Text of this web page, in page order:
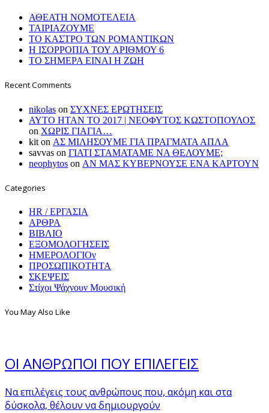
ΑΘΕΑΤΗ ΝΟΜΟΤΕΛΕΙΑ
ΤΑΙΡΙΑΖΟΥΜΕ
ΤΟ ΚΑΣΤΡΟ ΤΩΝ ΡΟΜΑΝΤΙΚΩΝ
Η ΙΣΟΡΡΟΠΙΑ ΤΟΥ ΑΡΙΘΜΟΥ 6
ΤΟ ΣΗΜΕΡΑ ΕΙΝΑΙ Η ΖΩΗ
Recent Comments
nikolas on ΣΥΧΝΕΣ ΕΡΩΤΗΣΕΙΣ
ΑΥΤΟ ΗΤΑΝ ΤΟ 2017 | ΝΕΟΦΥΤΟΣ ΚΩΣΤΟΠΟΥΛΟΣ
on ΧΩΡΙΣ ΓΙΑΓΙΑ…
kit on ΑΣ ΜΙΛΗΣΟΥΜΕ ΓΙΑ ΠΡΑΓΜΑΤΑ ΑΠΛΑ
savvas on ΓΙΑΤΙ ΣΤΑΜΑΤΑΜΕ ΝΑ ΘΕΛΟΥΜΕ;
neophytos on ΑΝ ΜΑΣ ΚΥΒΕΡΝΟΥΣΕ ΕΝΑ ΚΑΡΤΟΥΝ
Categories
HR / ΕΡΓΑΣΙΑ
ΑΡΘΡΑ
ΒΙΒΛΙΟ
ΕΞΟΜΟΛΟΓΗΣΕΙΣ
ΗΜΕΡΟΛΟΓΙΟν
ΠΡΟΣΩΠΙΚΟΤΗΤΑ
ΣΚΕΨΕΙΣ
Στίχοι Ψάχνουν Μουσική
You May Also Like
ΟΙ ΑΝΘΡΩΠΟΙ ΠΟΥ ΕΠΙΛΕΓΕΙΣ
Να επιλέγεις τους ανθρώπους που, ακόμη και στα
δύσκολα, θέλουν να δημιουργούν